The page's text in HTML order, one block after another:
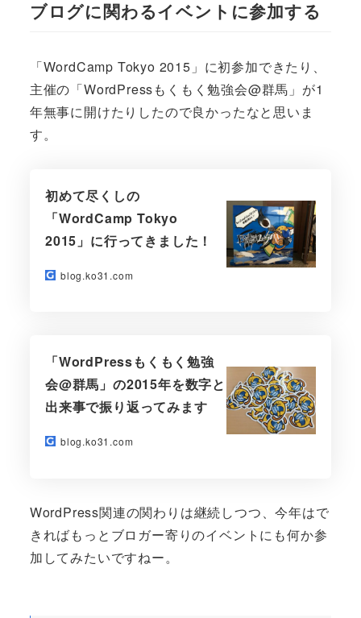
ブログに関わるイベントに参加する
「WordCamp Tokyo 2015」に初参加できたり、
主催の「WordPressもくもく勉強会@群馬」が1
年無事に開けたりしたので良かったなと思いま
す。
初めて尽くしの
「WordCamp Tokyo
2015」に行ってきました！
blog.ko31.com
「WordPressもくもく勉強
会@群馬」の2015年を数字と
出来事で振り返ってみます
blog.ko31.com
WordPress関連の関わりは継続しつつ、今年はで
きればもっとブロガー寄りのイベントにも何か参
加してみたいですねー。